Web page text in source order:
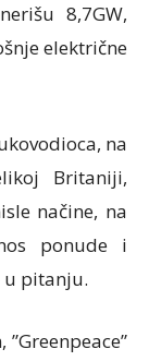
8,7GW,
električne
na
Britaniji,
načine, na
ponude i
u pitanju.